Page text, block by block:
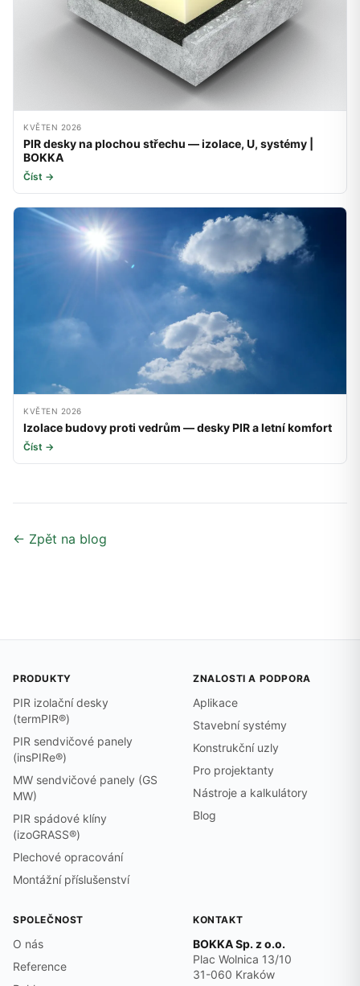
KVĚTEN 2026
PIR desky na plochou střechu — izolace, U, systémy |
BOKKA
Číst →
KVĚTEN 2026
Izolace budovy proti vedrům — desky PIR a letní komfort
Číst →
← Zpět na blog
PRODUKTY
PIR izolační desky
(termPIR®)
PIR sendvičové panely
(insPIRe®)
MW sendvičové panely (GS
MW)
PIR spádové klíny
(izoGRASS®)
Plechové opracování
Montážní příslušenství
ZNALOSTI A PODPORA
Aplikace
Stavební systémy
Konstrukční uzly
Pro projektanty
Nástroje a kalkulátory
Blog
SPOLEČNOST
O nás
Reference
KONTAKT
BOKKA Sp. z o.o.
Plac Wolnica 13/10
31-060 Kraków